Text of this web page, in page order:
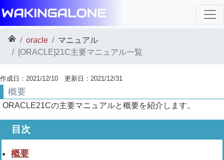
oracle
マニュアル
[ORACLE]21C主要マニュアル一覧
作成日：2021/12/10 更新日：2021/12/31
概要
ORACLE21Cの主要マニュアルと概要を紹介します。
概要